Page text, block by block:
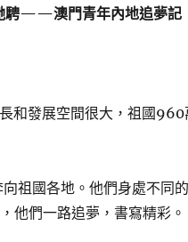
騁——澳門青年內地追夢記
和發展空間很大，祖國960
祖國各地。他們身處不同的
他們一路追夢，書寫精彩。